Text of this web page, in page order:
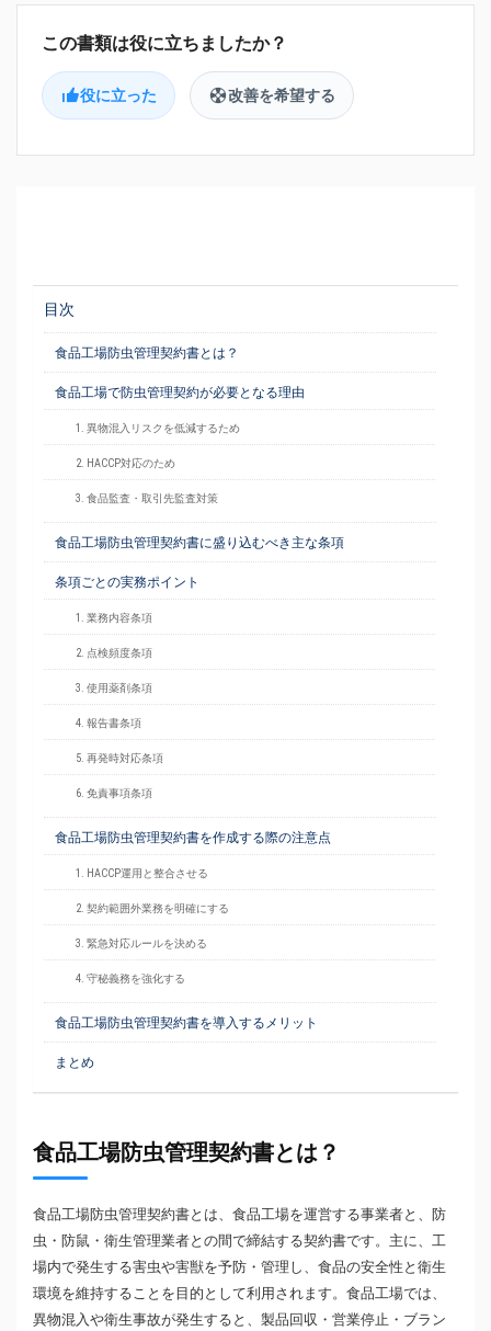
役に立った 改善を希望する
目次
食品工場防虫管理契約書とは？
食品工場で防虫管理契約が必要となる理由
1. 異物混入リスクを低減するため
2. HACCP対応のため
3. 食品監査・取引先監査対策
食品工場防虫管理契約書に盛り込むべき主な条項
条項ごとの実務ポイント
1. 業務内容条項
2. 点検頻度条項
3. 使用薬剤条項
4. 報告書条項
5. 再発時対応条項
6. 免責事項条項
食品工場防虫管理契約書を作成する際の注意点
1. HACCP運用と整合させる
2. 契約範囲外業務を明確にする
3. 緊急対応ルールを決める
4. 守秘義務を強化する
食品工場防虫管理契約書を導入するメリット
まとめ
食品工場防虫管理契約書とは？
食品工場防虫管理契約書とは、食品工場を運営する事業者と、防
虫・防鼠・衛生管理業者との間で締結する契約書です。主に、工
場内で発生する害虫や害獣を予防・管理し、食品の安全性と衛生
環境を維持することを目的として利用されます。食品工場では、
異物混入や衛生事故が発生すると、製品回収・営業停止・ブラン